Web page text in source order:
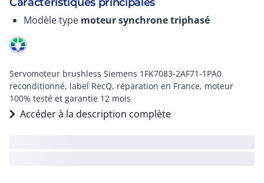
Modèle type moteur synchrone triphasé
Servomoteur brushless Siemens 1FK7083-2AF71-1PA0
reconditionné, label RecQ, réparation en France, moteur
100% testé et garantie 12 mois
Accéder à la description complète